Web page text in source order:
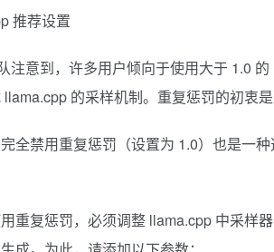
推荐设置
注意到，许多用户倾向于使用大于 1.0 的
的采样机制。重复惩罚的初衷
全禁用重复惩罚（设置为 1.0）也是一
重复惩罚，必须调整 llama.cpp 中采样